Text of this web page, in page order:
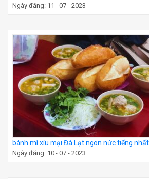
Ngày đăng: 11 - 07 - 2023
bánh mì xíu mại Đà Lạt ngon nức tiếng
Ngày đăng: 10 - 07 - 2023